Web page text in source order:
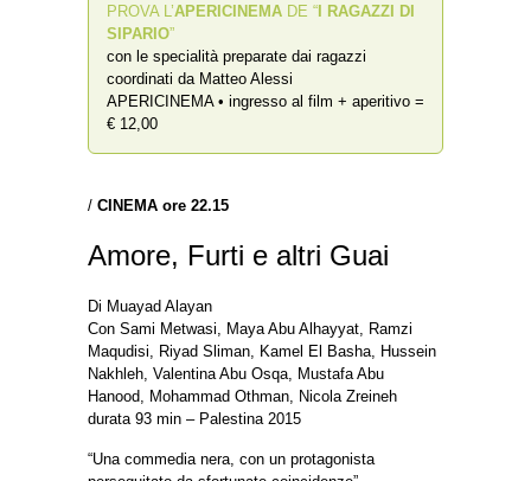
PROVA L’APERICINEMA DE “ I RAGAZZI DI
SIPARIO”
con le specialità preparate dai ragazzi
coordinati da Matteo Alessi
APERICINEMA • ingresso al film + aperitivo =
€ 12,00
/ CINEMA ore 22.15
Amore, Furti e altri Guai
Di Muayad Alayan
Con Sami Metwasi, Maya Abu Alhayyat, Ramzi
Maqudisi, Riyad Sliman, Kamel El Basha, Hussein
Nakhleh, Valentina Abu Osqa, Mustafa Abu
Hanood, Mohammad Othman, Nicola Zreineh
durata 93 min – Palestina 2015
“Una commedia nera, con un protagonista